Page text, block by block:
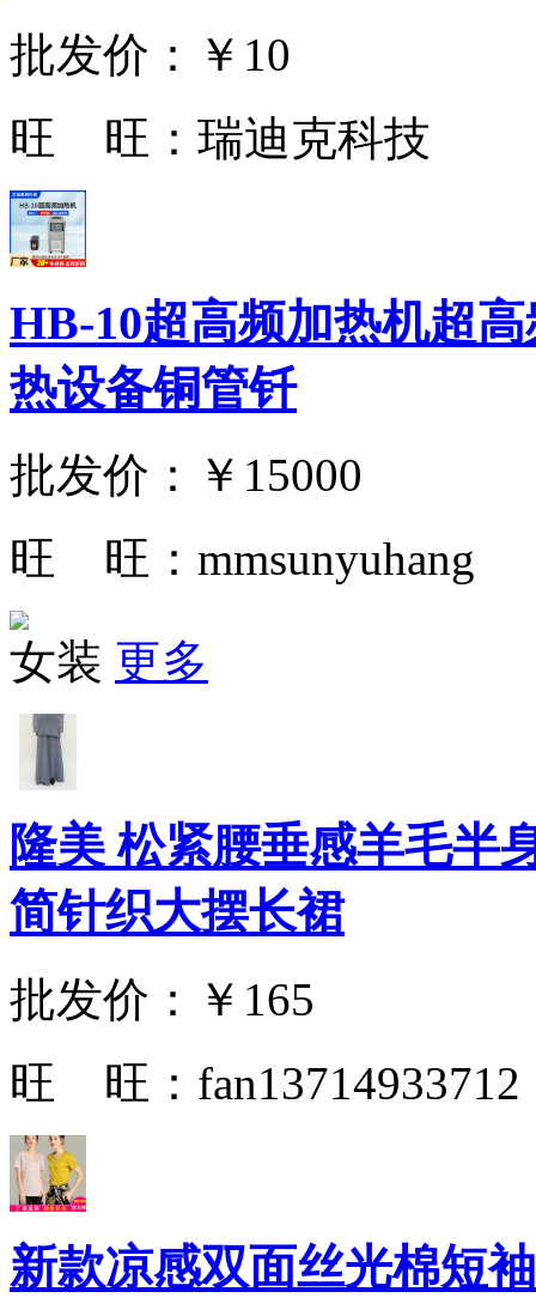
批发价：
￥10
旺 旺： 瑞迪克科技
HB-10超高频加热机超
热设备铜管钎
批发价：
￥15000
旺 旺： mmsunyuhang
女装 更多
隆美 松紧腰垂感羊毛半
简针织大摆长裙
批发价：
￥165
旺 旺： fan13714933712
新款凉感双面丝光棉短